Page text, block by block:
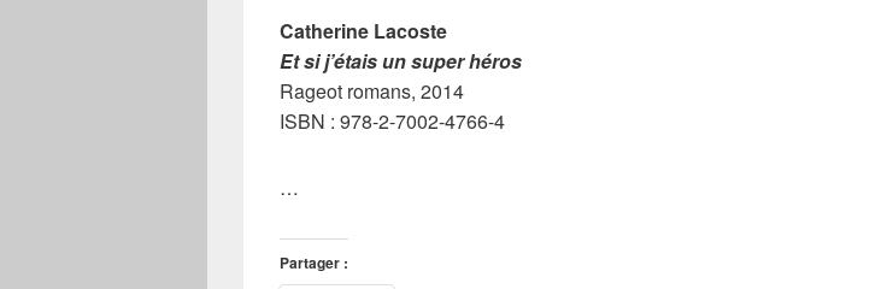
Catherine Lacoste
Et si j’étais un super héros
Rageot romans, 2014
ISBN : 978-2-7002-4766-4
…
Partager :